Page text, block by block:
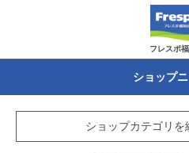
フレスポ
ショップ
ショップカテゴリを